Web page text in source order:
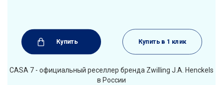
Купить Купить в 1 клик
CASA 7 - официальный реселлер бренда Zwilling J.A. Henckels
в России